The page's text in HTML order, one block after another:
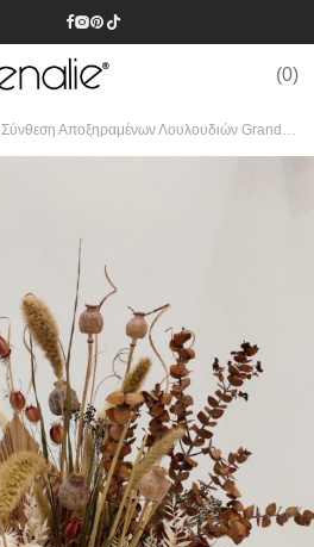
0
Σύνθεση Αποξηραμένων Λουλουδιών Grande II